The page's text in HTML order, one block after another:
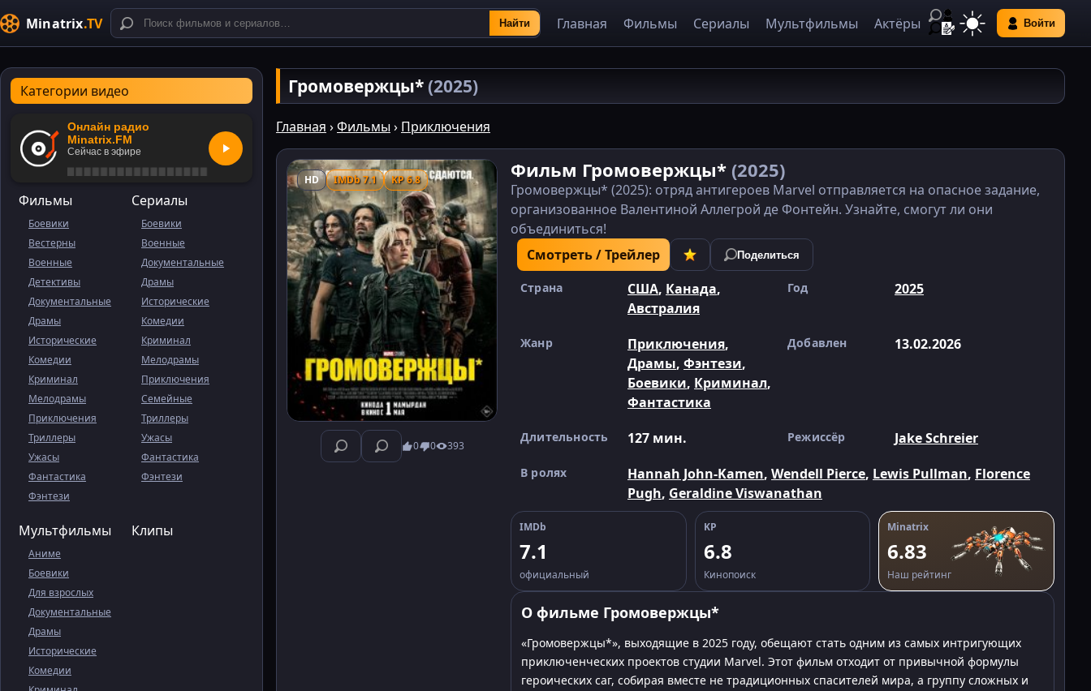
Minatrix.TV Найти Главная Фильмы Сериалы Мультфильмы Актёры Войти
Категории видео
Онлайн радио
Minatrix.FM
Сейчас в эфире
Фильмы
Боевики
Вестерны
Военные
Детективы
Документальные
Драмы
Исторические
Комедии
Криминал
Мелодрамы
Приключения
Триллеры
Ужасы
Фантастика
Фэнтези
Сериалы
Боевики
Военные
Документальные
Драмы
Исторические
Комедии
Криминал
Мелодрамы
Приключения
Семейные
Триллеры
Ужасы
Фантастика
Фэнтези
Мультфильмы
Аниме
Боевики
Для взрослых
Документальные
Драмы
Исторические
Комедии
Клипы
Громовержцы*(2025)
Главная ›Фильмы › Приключения
HD IMDb 7.1 KP 6.8
0 0 393
Фильм Громовержцы* (2025)
Громовержцы* (2025): отряд антигероев Marvel отправляется на опасное задание,
организованное Валентиной Аллегрой де Фонтейн. Узнайте, смогут ли они
объединиться!
Смотреть / Трейлер
Поделиться
Страна США, Канада,
Австралия
Год 2025
Жанр Приключения,
Драмы, Фэнтези,
Боевики, Криминал,
Фантастика
Добавлен 13.02.2026
Длительность 127 мин. Режиссёр Jake Schreier
В ролях Hannah John-Kamen, Wendell Pierce, Lewis Pullman, Florence
Pugh, Geraldine Viswanathan
IMDb
7.1
официальный
KP
6.8
Кинопоиск
Minatrix
6.83
Наш рейтинг
О фильме Громовержцы*
«Громовержцы*», выходящие в 2025 году, обещают стать одним из самых интригующих
приключенческих проектов студии Marvel. Этот фильм отходит от привычной формулы
героических саг, собирая вместе не традиционных спасителей мира, а группу сложных и